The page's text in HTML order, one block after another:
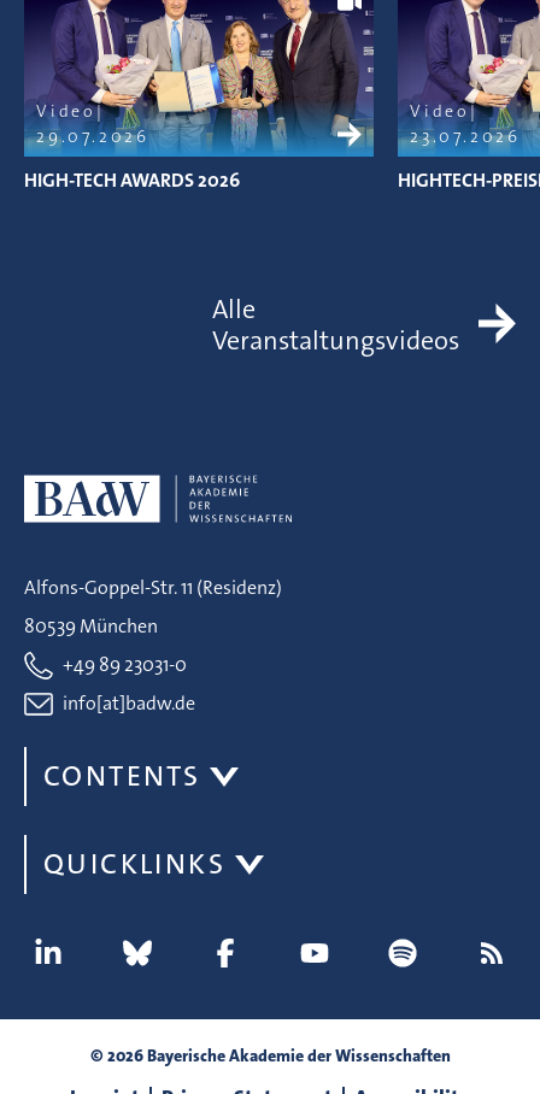
Video
29.07.2026
HIGH-TECH AWARDS 2026
Video
23.07.2026
HIGHTECH-
Alle
Veranstaltungsvideos
Alfons-Goppel-Str. 11 (Residenz)
80539 München
+49 89 23031-0
info[at]badw.de
CONTENTS
QUICKLINKS
© 2026 Bayerische Akademie der Wissenschaften